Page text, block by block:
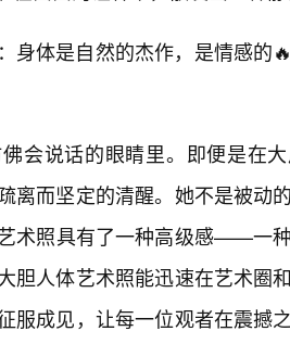
身体是自然的杰作，是情感的
会说话的眼睛里。即便是在
离而坚定的清醒。她不是被动
术照具有了一种高级感——一
胆人体艺术照能迅速在艺术圈
服成见，让每一位观者在震撼